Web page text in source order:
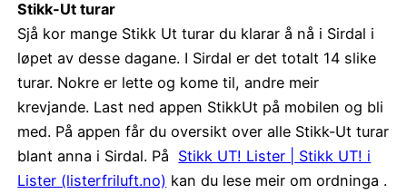
Stikk-Ut turar
Sjå kor mange Stikk Ut turar du klarar å nå i Sirdal i
løpet av desse dagane. I Sirdal er det totalt 14 slike
turar. Nokre er lette og kome til, andre meir
krevjande. Last ned appen StikkUt på mobilen og bli
med. På appen får du oversikt over alle Stikk-Ut turar
blant anna i Sirdal. På Stikk UT! Lister | Stikk UT! i
Lister (listerfriluft.no) kan du lese meir om ordninga .